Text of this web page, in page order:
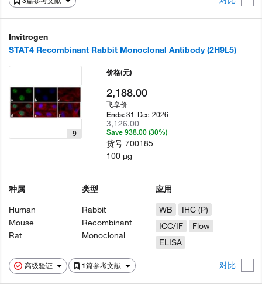
Invitrogen
STAT4 Recombinant Rabbit Monoclonal Antibody (2H9L5)
高级验证 1篇参考文献 对比
9
种属
Human
Mouse
Rat
类型
Rabbit
Recombinant
Monoclonal
应用
WB
IHC (P)
ICC/IF
Flow
ELISA
价格(元)
2,188.00
飞享价
Ends:31-Dec-2026
3,126.00
Save 938.00 (30%)
货号700185
100 µg